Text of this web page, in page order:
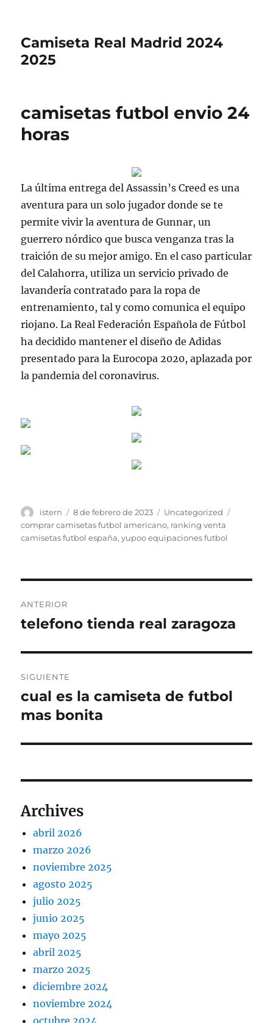
Camiseta Real Madrid 2024
2025
camisetas futbol envio 24
horas
La última entrega del Assassin’s Creed es una
aventura para un solo jugador donde se te
permite vivir la aventura de Gunnar, un
guerrero nórdico que busca venganza tras la
traición de su mejor amigo. En el caso particular
del Calahorra, utiliza un servicio privado de
lavandería contratado para la ropa de
entrenamiento, tal y como comunica el equipo
riojano. La Real Federación Española de Fútbol
ha decidido mantener el diseño de Adidas
presentado para la Eurocopa 2020, aplazada por
la pandemia del coronavirus.
Autor
istern
Publicado
el
8 de febrero de 2023 Categorías
Uncategorized
comprar camisetas futbol americano, ranking venta
camisetas futbol españa,yupoo equipaciones futbol
de
ANTERIOR
Entrada
telefono tienda real zaragoza
SIGUIENTE
Entrada
siguiente:
cual es la camiseta de futbol
mas bonita
Archives
abril 2026
marzo 2026
noviembre 2025
agosto 2025
julio 2025
junio 2025
mayo 2025
abril 2025
marzo 2025
diciembre 2024
noviembre 2024